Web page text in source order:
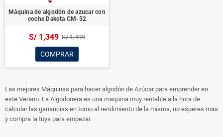
Máquina de algodón de azucar con
coche Dakota CM-52
S/ 1,349 S/ 1,499
COMPRAR
Las mejores Máquinas para hacer algodón de Azúcar para emprender en
este Verano. La Algodonera es una maquina muy rentable a la hora de
calcular las ganancias en torno al rendimiento de la misma, no esperes mas
y compra la tuya para empezar.